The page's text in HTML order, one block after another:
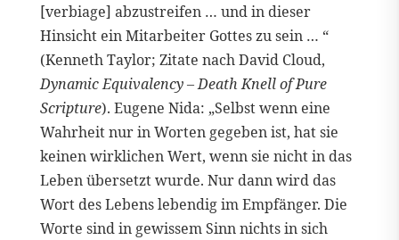
[verbiage] abzustreifen … und in dieser
Hinsicht ein Mitarbeiter Gottes zu sein … “
(Kenneth Taylor; Zitate nach David Cloud,
Dynamic Equivalency – Death Knell of Pure
Scripture). Eugene Nida: „Selbst wenn eine
Wahrheit nur in Worten gegeben ist, hat sie
keinen wirklichen Wert, wenn sie nicht in das
Leben übersetzt wurde. Nur dann wird das
Wort des Lebens lebendig im Empfänger. Die
Worte sind in gewissem Sinn nichts in sich